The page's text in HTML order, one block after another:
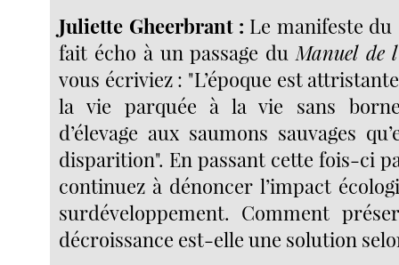
Juliette Gheerbrant : Le manifeste du
fait écho à un passage duManuel de
vous écriviez : "L’époque est
la vie parquée à la vie sans
d’élevage aux saumons sauvages
disparition". En passant cette fois-ci
continuez à dénoncer l’impact
surdéveloppement. Comment
décroissance est-elle une solution